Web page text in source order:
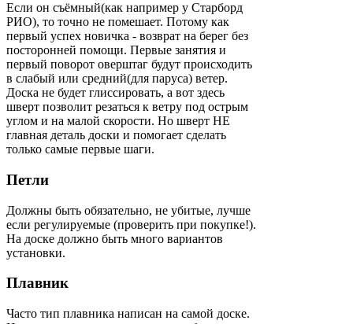
Если он съёмный(как например у Старборд
РИО), то точно не помешает. Потому как
первый успех новичка - возврат на берег без
посторонней помощи. Первые занятия и
первый поворот оверштаг будут происходить
в слабый или средний(для паруса) ветер.
Доска не будет глиссировать, а вот здесь
шверт позволит резаться к ветру под острым
углом и на малой скорости. Но шверт НЕ
главная деталь доски и помогает сделать
только самые первые шаги.
Петли
Должны быть обязательно, не убитые, лучше
если регулируемые (проверить при покупке!).
На доске должно быть много вариантов
установки.
Плавник
Часто тип плавника написан на самой доске.